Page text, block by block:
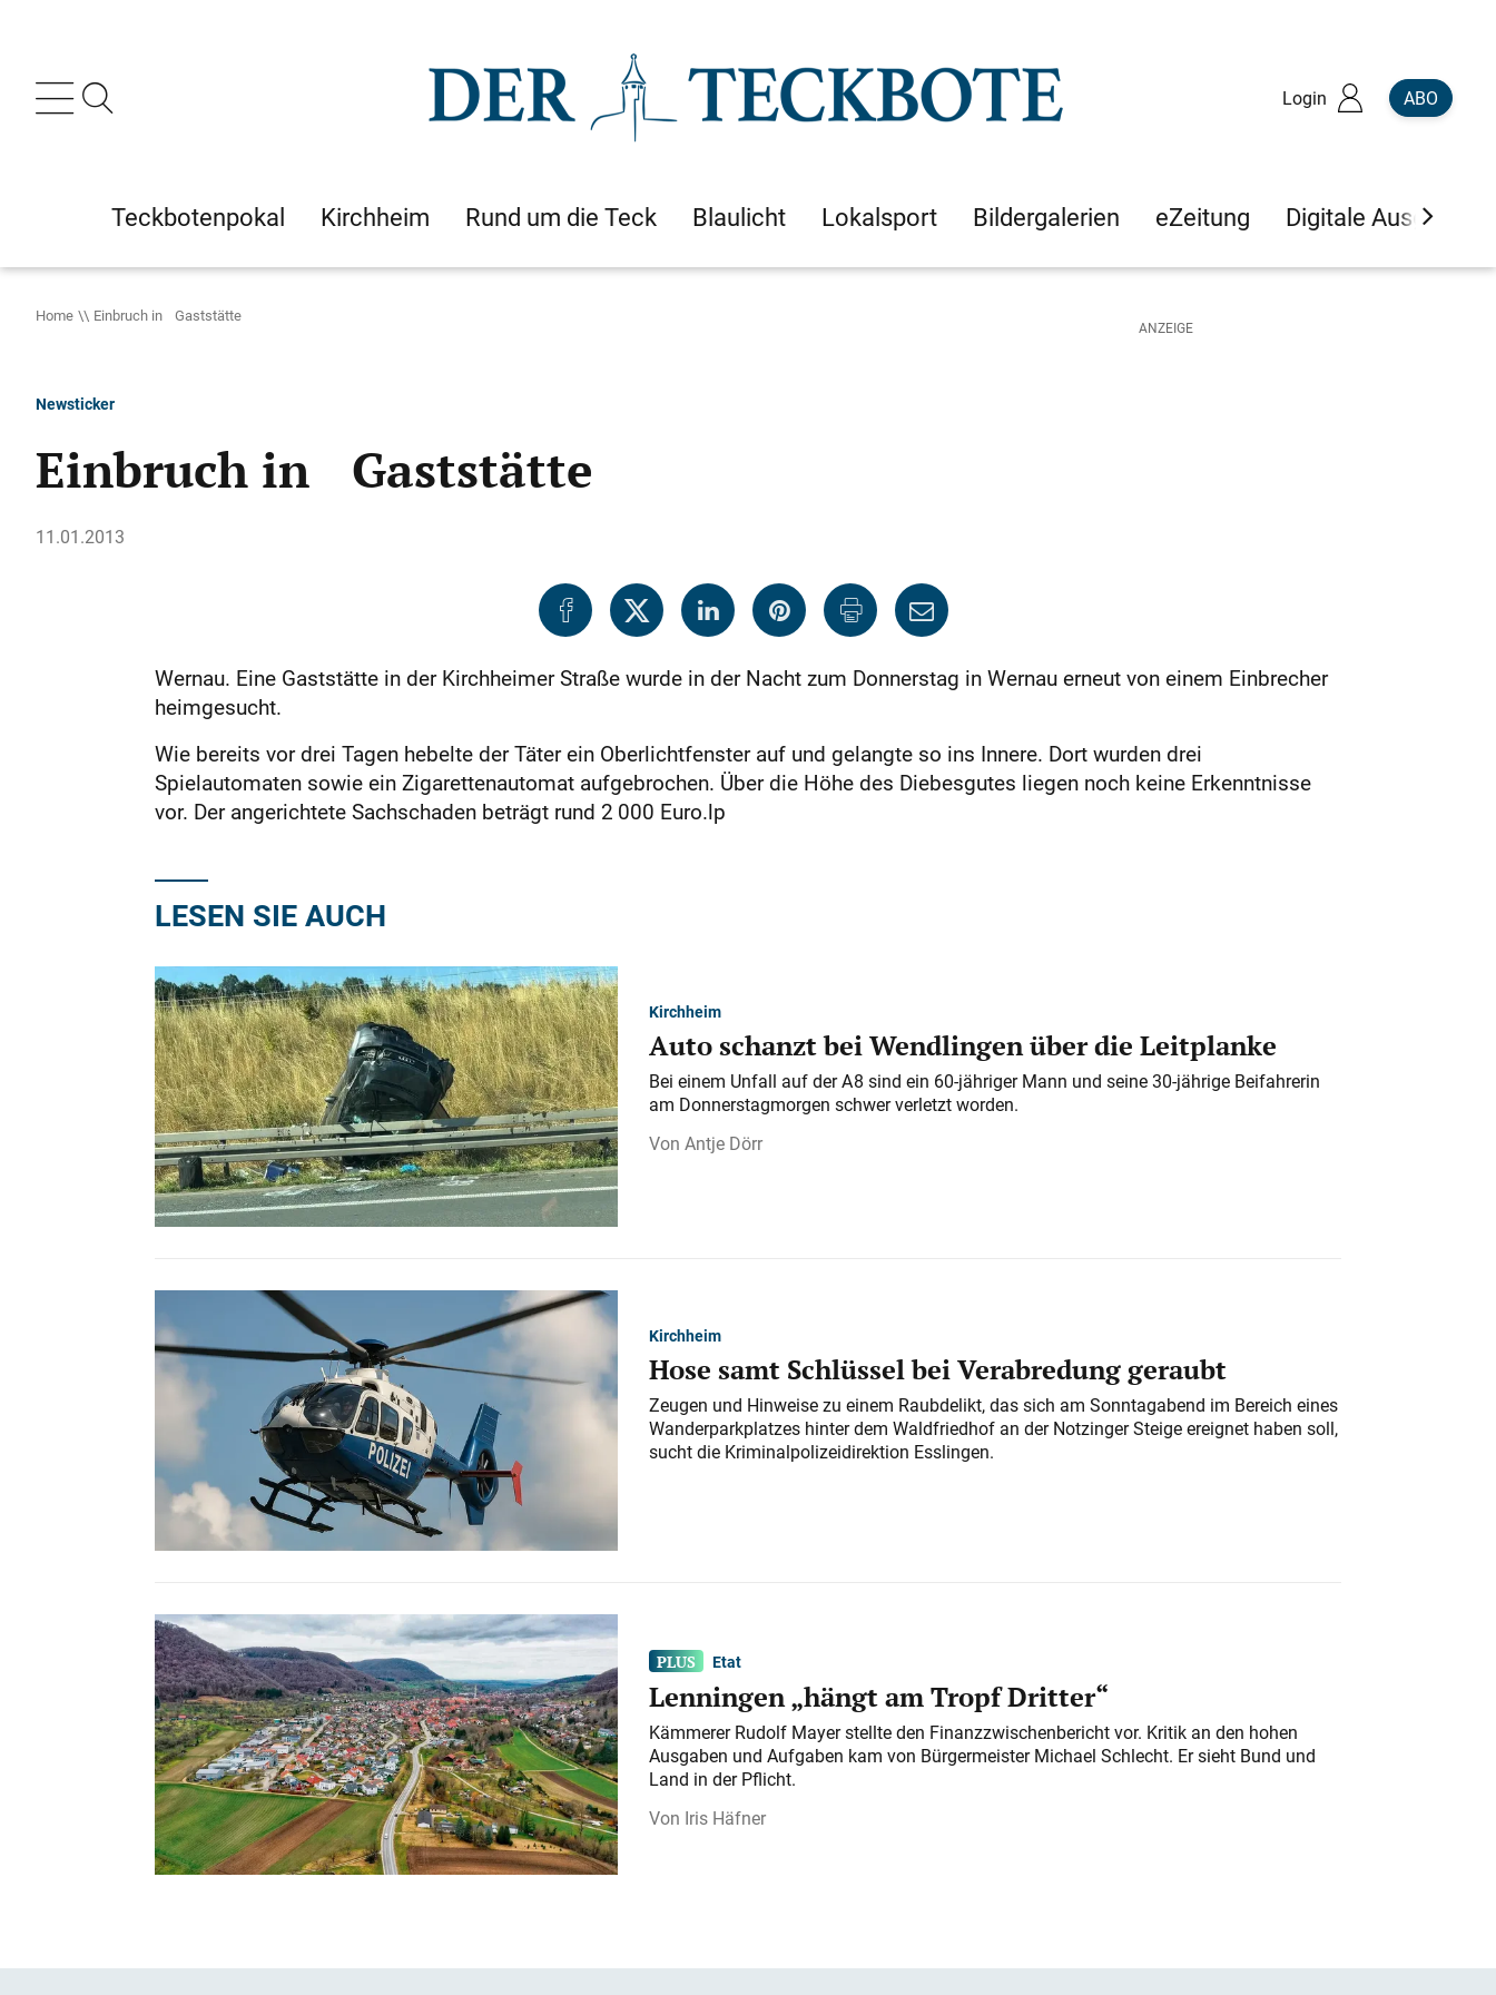
Login ABO
Teckbotenpokal Kirchheim Rund um die Teck Blaulicht Lokalsport Bildergalerien eZeitung Digitale Ausgaben
Home Einbruch in Gaststätte
Newsticker
Einbruch in Gaststätte
11.01.2013
Wernau. Eine Gaststätte in der Kirchheimer Straße wurde in der Nacht zum Donnerstag in Wernau erneut von einem Einbrecher
heimgesucht.
Wie bereits vor drei Tagen hebelte der Täter ein Oberlichtfenster auf und gelangte so ins Innere. Dort wurden drei
Spielautomaten sowie ein Zigarettenautomat aufgebrochen. Über die Höhe des Diebesgutes liegen noch keine Erkenntnisse
vor. Der angerichtete Sachschaden beträgt rund 2 000 Euro.lp
LESEN SIE AUCH
Kirchheim
Auto schanzt bei Wendlingen über die Leitplanke
Bei einem Unfall auf der A 8 sind ein 60-jähriger Mann und seine 30-jährige Beifahrerin
am Donnerstagmorgen schwer verletzt worden.
Antje Dörr
Kirchheim
Hose samt Schlüssel bei Verabredung geraubt
Zeugen und Hinweise zu einem Raubdelikt, das sich am Sonntagabend im Bereich eines
Wanderparkplatzes hinter dem Waldfriedhof an der Notzinger Steige ereignet haben soll,
sucht die Kriminalpolizeidirektion Esslingen.
Etat
Lenningen „hängt am Tropf Dritter“
Kämmerer Rudolf Mayer stellte den Finanzzwischenbericht vor. Kritik an den hohen
Ausgaben und Aufgaben kam von Bürgermeister Michael Schlecht. Er sieht Bund und
Land in der Pflicht.
Iris Häfner